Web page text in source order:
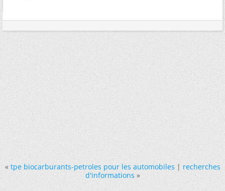
« tpe biocarburants-petroles pour les automobiles|recherches
d'informations »